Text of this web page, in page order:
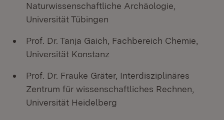
Naturwissenschaftliche Archäologie,
Universität Tübingen
Prof. Dr. Tanja Gaich, Fachbereich Chemie,
Universität Konstanz
Prof. Dr. Frauke Gräter, Interdisziplinäres
Zentrum für wissenschaftliches Rechnen,
Universität Heidelberg